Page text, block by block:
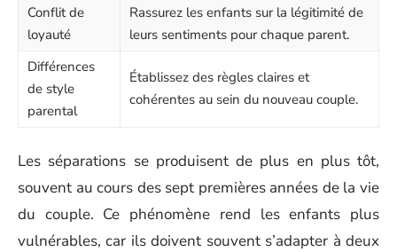
Conflit de
loyauté
Rassurez les enfants sur la légitimité de
leurs sentiments pour chaque parent.
Différences
de style
parental
Établissez des règles claires et
cohérentes au sein du nouveau couple.
Les séparations se produisent de plus en plus tôt,
souvent au cours des sept premières années de la vie
du couple. Ce phénomène rend les enfants plus
vulnérables, car ils doivent souvent s’adapter à deux